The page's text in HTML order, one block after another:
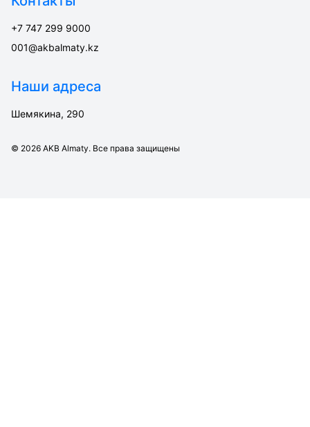
+7 747 299 9000
001@akbalmaty.kz
Наши адреса
Шемякина, 290
© 2026 AKB Almaty. Все права защищены